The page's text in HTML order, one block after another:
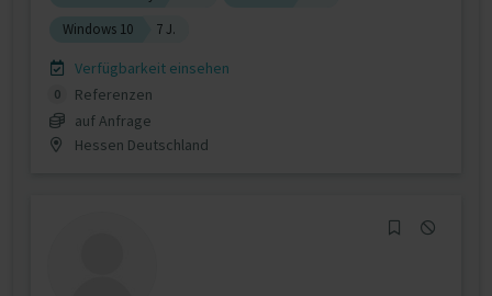
Windows 10
7 J.
Verfügbarkeit einsehen
0
Referenzen
auf Anfrage
Hessen Deutschland